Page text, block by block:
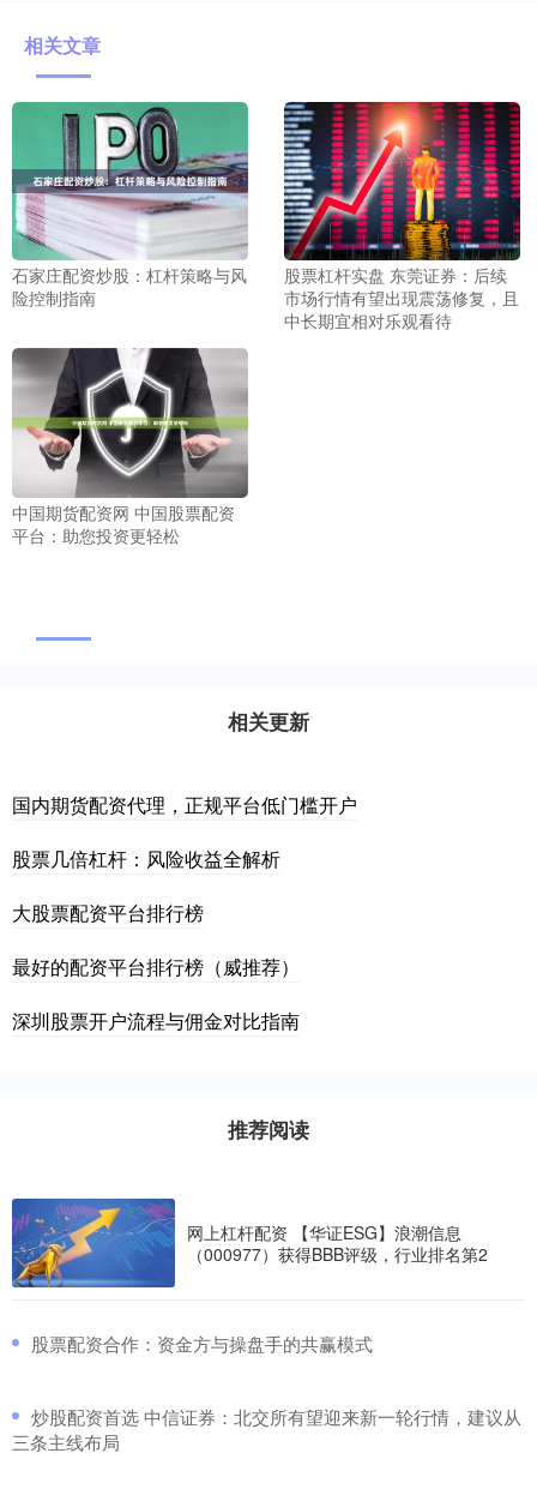
相关文章
石家庄配资炒股：杠杆策略与风
险控制指南
股票杠杆实盘 东莞证券：后续
市场行情有望出现震荡修复，且
中长期宜相对乐观看待
中国期货配资网 中国股票配资
平台：助您投资更轻松
相关更新
国内期货配资代理，正规平台低门槛开户
股票几倍杠杆：风险收益全解析
大股票配资平台排行榜
最好的配资平台排行榜（威推荐）
深圳股票开户流程与佣金对比指南
推荐阅读
网上杠杆配资 【华证ESG】浪潮信息
（000977）获得BBB评级，行业排名第2
​股票配资合作：资金方与操盘手的共赢模式
​炒股配资首选 中信证券：北交所有望迎来新一轮行情，建议从
三条主线布局